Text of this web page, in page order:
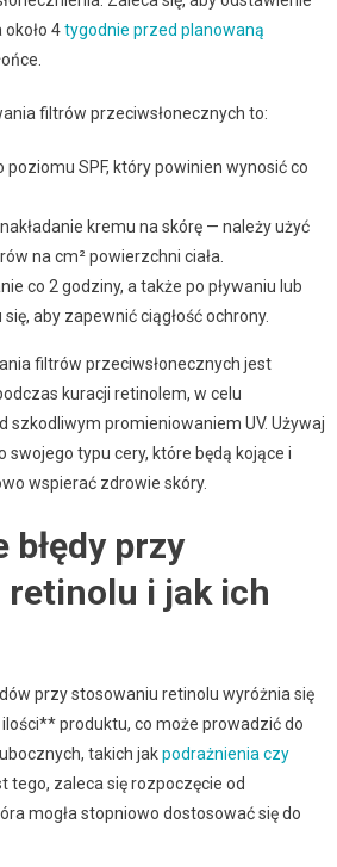
4tygodnie przed planowaną
filtrów przeciwsłonecznych to:
SPF, który powinien wynosić co
kremu na skórę — należy użyć
na cm² powierzchni ciała.
co 2 godziny, a także po pływaniu lub
aby zapewnić ciągłość ochrony.
filtrów przeciwsłonecznych jest
kuracji retinolem, w celu
szkodliwym promieniowaniem UV. Używaj
typu cery, które będą kojące i
wspierać zdrowie skóry.
błędy przy
i jak ich
przy stosowaniu retinolu wyróżnia się
produktu, co może prowadzić do
takich jakpodrażnienia czy
tego, zaleca się rozpoczęcie od
mogła stopniowo dostosować się do